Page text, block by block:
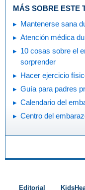
MÁS SOBRE ESTE
Mantenerse sana
Atención médica
10 cosas sobre el
sorprender
Hacer ejercicio
Guía para padres
Calendario del
Centro del
Editorial